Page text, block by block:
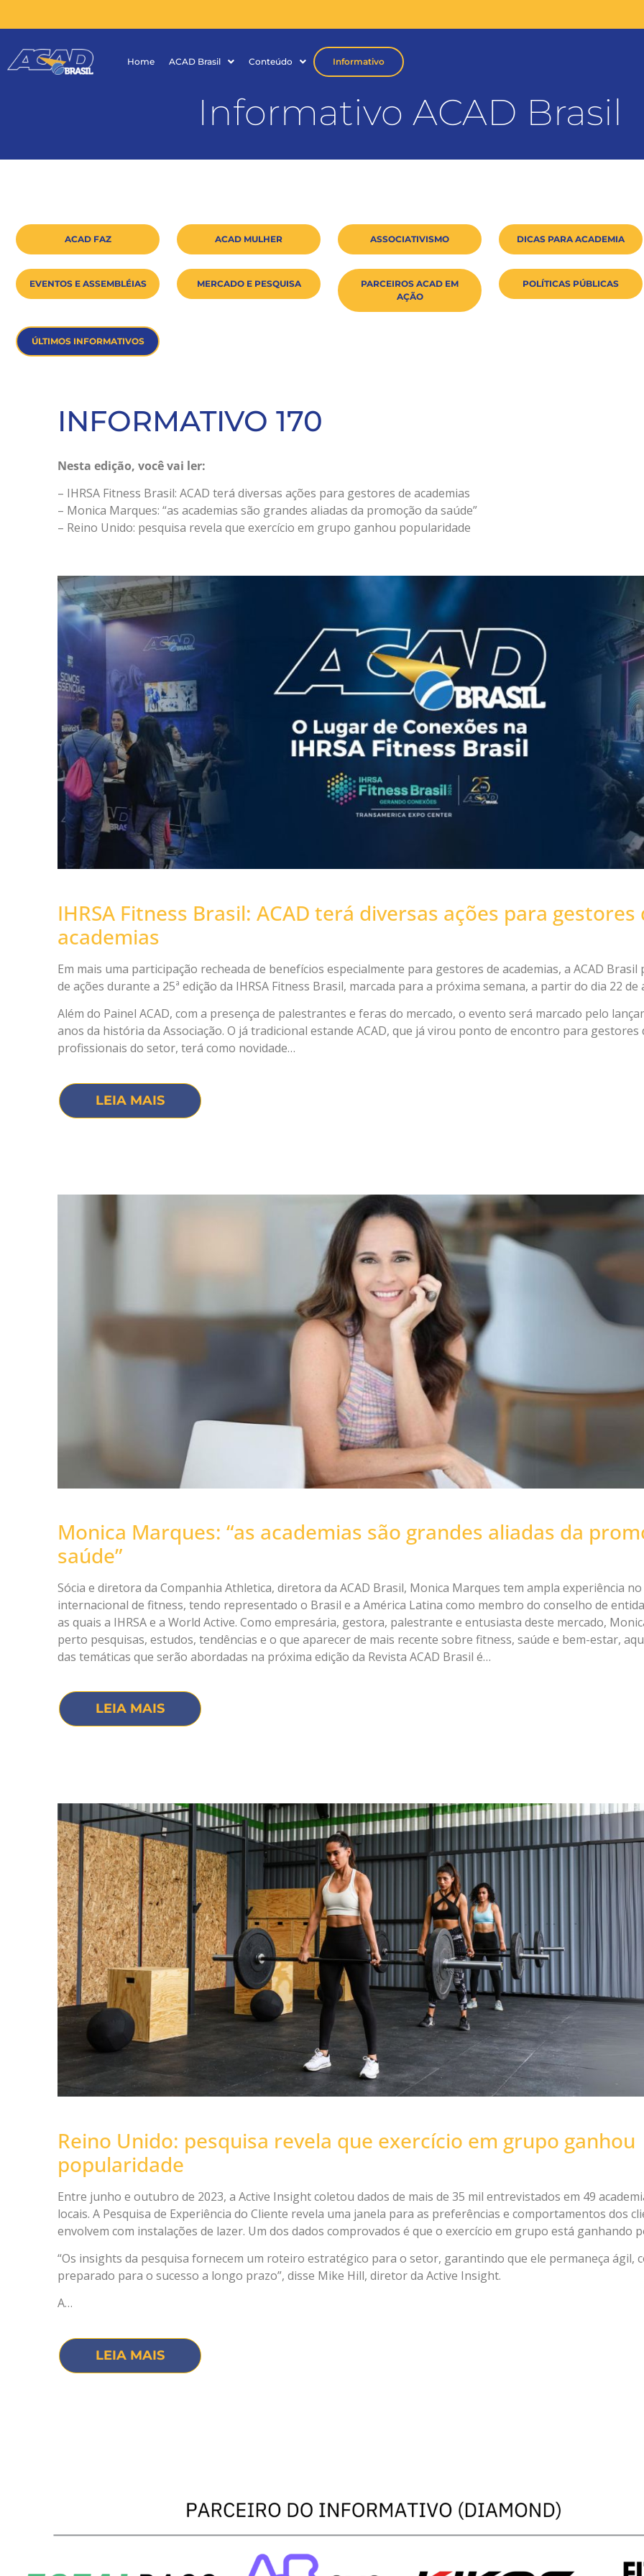
Home ACAD Brasil Conteúdo Informativo
Informativo ACAD Brasil
ACAD FAZ ACAD MULHER ASSOCIATIVISMO DICAS PARA ACADEMIA
EVENTOS E ASSEMBLÉIAS MERCADO E PESQUISA
PARCEIROS ACAD EM
AÇÃO
POLÍTICAS PÚBLICAS
ÚLTIMOS INFORMATIVOS
INFORMATIVO 170
Nesta edição, você vai ler:
– IHRSA Fitness Brasil: ACAD terá diversas ações para gestores de academias
– Monica Marques: “as academias são grandes aliadas da promoção da saúde”
– Reino Unido: pesquisa revela que exercício em grupo ganhou popularidade
IHRSA Fitness Brasil: ACAD terá diversas ações para gestores
academias
Em mais uma participação recheada de benefícios especialmente para gestores de academias, a ACAD
de ações durante a 25ª edição da IHRSA Fitness Brasil, marcada para a próxima semana, a partir do dia 22
Além do Painel ACAD, com a presença de palestrantes e feras do mercado, o evento será marcado pelo
anos da história da Associação. O já tradicional estande ACAD, que já virou ponto de encontro para gestores
profissionais do setor, terá como novidade…
LEIA MAIS
Monica Marques: “as academias são grandes aliadas da
saúde”
Sócia e diretora da Companhia Athletica, diretora da ACAD Brasil, Monica Marques tem ampla experiência
internacional de fitness, tendo representado o Brasil e a América Latina como membro do conselho de
as quais a IHRSA e a World Active. Como empresária, gestora, palestrante e entusiasta deste mercado,
perto pesquisas, estudos, tendências e o que aparecer de mais recente sobre fitness, saúde e bem-estar,
das temáticas que serão abordadas na próxima edição da Revista ACAD Brasil é…
LEIA MAIS
Reino Unido: pesquisa revela que exercício em grupo ganhou
popularidade
Entre junho e outubro de 2023, a Active Insight coletou dados de mais de 35 mil entrevistados em 49
locais. A Pesquisa de Experiência do Cliente revela uma janela para as preferências e comportamentos dos
envolvem com instalações de lazer. Um dos dados comprovados é que o exercício em grupo está ganhando
“Os insights da pesquisa fornecem um roteiro estratégico para o setor, garantindo que ele permaneça ágil,
preparado para o sucesso a longo prazo”, disse Mike Hill, diretor da Active Insight.
A…
LEIA MAIS